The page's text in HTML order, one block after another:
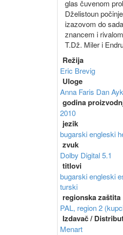
glas čuvenom
Dželistoun
izazovom do
znancem i
T.Dž. Miler i
Režija
Eric Brevig
Uloge
Anna Faris Dan
godina
2010
jezik
bugarskiengleski
zvuk
Dolby Digital 5.1
titlovi
bugarskiengleski
turski
regionska zaštita
PAL, region 2
Izdavač /
Menart